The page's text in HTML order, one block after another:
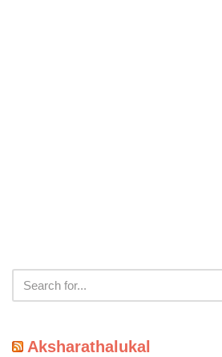
Aksharathalukal